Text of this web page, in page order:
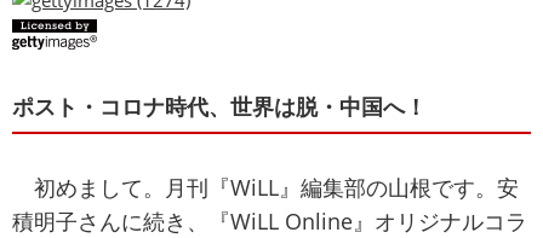
ポスト・コロナ時代、世界は脱・中国へ！
初めまして。月刊『WiLL』編集部の山根です。安
積明子さんに続き、『WiLL Online』オリジナルコラ